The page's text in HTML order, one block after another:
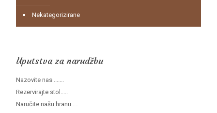
Nekategorizirane
Uputstva za narudžbu
Nazovite nas .......
Rezervirajte stol.....
Naručite našu hranu ....